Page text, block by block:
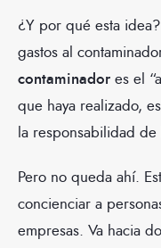
¿Y por qué esta
gastos al
contaminador es el
que haya realizado,
la responsabilidad
Pero no queda ahí.
concienciar a
empresas. Va hacia